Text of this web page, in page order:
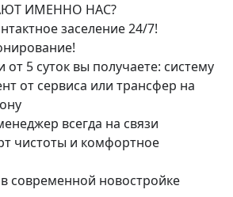
ИМЕННО НАС?
заселение 24/7!
5 суток вы получаете: систему
от сервиса или трансфер на
всегда на связи
чистоты и комфортное
современной новостройке